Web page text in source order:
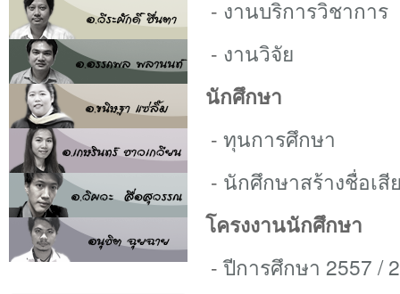
- งานบริการวิชาการ
- งานวิจัย
นักศึกษา
- ทุนการศึกษา
- นักศึกษาสร้างชื่อเสี
โครงงานนักศึกษา
-ปีการศึกษา 2557 /